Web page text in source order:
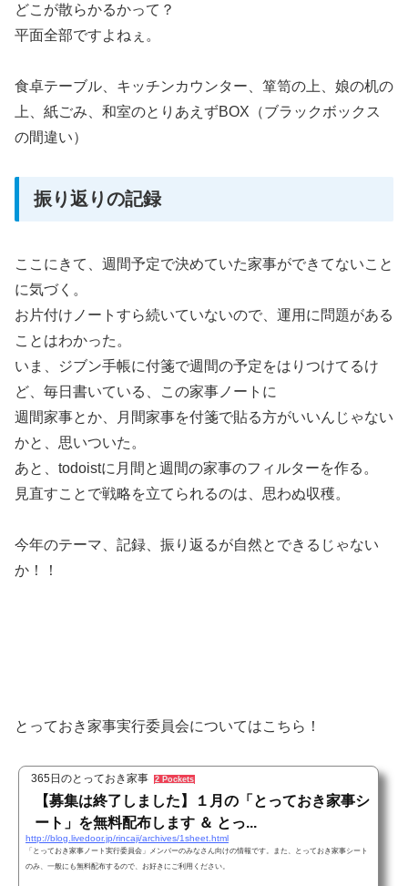
どこが散らかるかって？
平面全部ですよねぇ。
食卓テーブル、キッチンカウンター、箪笥の上、娘の机の
上、紙ごみ、和室のとりあえずBOX（ブラックボックス
の間違い）
振り返りの記録
ここにきて、週間予定で決めていた家事ができてないこと
に気づく。
お片付けノートすら続いていないので、運用に問題がある
ことはわかった。
いま、ジブン手帳に付箋で週間の予定をはりつけてるけ
ど、毎日書いている、この家事ノートに
週間家事とか、月間家事を付箋で貼る方がいいんじゃない
かと、思いついた。
あと、todoistに月間と週間の家事のフィルターを作る。
見直すことで戦略を立てられるのは、思わぬ収穫。
今年のテーマ、記録、振り返るが自然とできるじゃない
か！！
とっておき家事実行委員会についてはこちら！
365日のとっておき家事 2 Pockets
【募集は終了しました】１月の「とっておき家事シ
ート」を無料配布します ＆ とっ...
http://blog.livedoor.jp/rincaji/archives/1sheet.html
「とっておき家事ノート実行委員会」メンバーのみなさん向けの情報です。また、とっておき家事シート
のみ、一般にも無料配布するので、お好きにご利用ください。